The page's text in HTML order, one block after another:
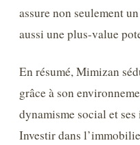
assure non seulement
aussi une plus-value
En résumé, Mimizan
grâce à son
dynamisme social et
Investir dans